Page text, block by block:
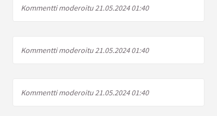
Kommentti moderoitu 21.05.2024 01:40
Kommentti moderoitu 21.05.2024 01:40
Kommentti moderoitu 21.05.2024 01:40